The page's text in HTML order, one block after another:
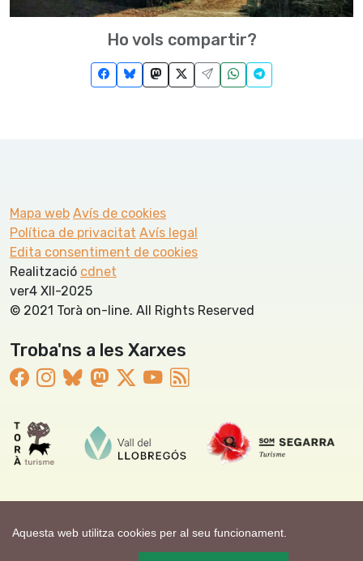
Aquesta web utilitza cookies per al seu funcionament.
Ho vols compartir?
Mapa web Avís de cookies
Política de privacitat Avís legal
Edita consentiment de cookies
Realització cdnet
ver4 XII-2025
© 2021 Torà on-line. All Rights Reserved
Troba'ns a les Xarxes